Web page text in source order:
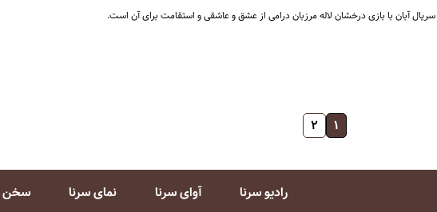
سریال آبان با بازی درخشان لاله مرزبان درامی از عشق و عاشقی و استقامت برای آن است.
۱ ۲
رادیو سرنا آوای سرنا نمای سرنا سخن